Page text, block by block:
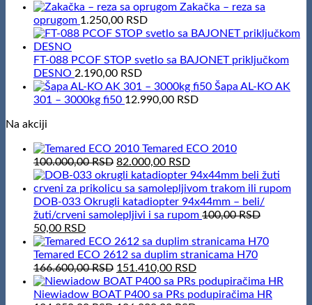
Zakačka – reza sa
oprugom 1.250,00 RSD
FT-088 PCOF STOP svetlo sa BAJONET priključkom
DESNO 2.190,00 RSD
Šapa AL-KO AK
301 – 3000kg fi50 12.990,00 RSD
Na akciji
Temared ECO 2010
100.000,00RSD Original
price
was:
100.000,00 RSD.
82.000,00 RSDCurrent
price
is:
82.000,00 RSD.
DOB-033 Okrugli katadiopter 94x44mm – beli/
žuti/crveni samolepljivi i sa rupom 100,00RSD
Original
price
was:
100,00 RSD.
50,00 RSDCurrent
price
is:
50,00 RSD.
Temared ECO 2612 sa duplim stranicama H70
166.600,00RSD Original
price
was:
151.410,00 RSDCurrent
price
is:
Niewiadow BOAT P400 sa PRs podupiračima HR